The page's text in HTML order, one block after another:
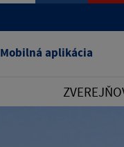
Mobilná aplikácia